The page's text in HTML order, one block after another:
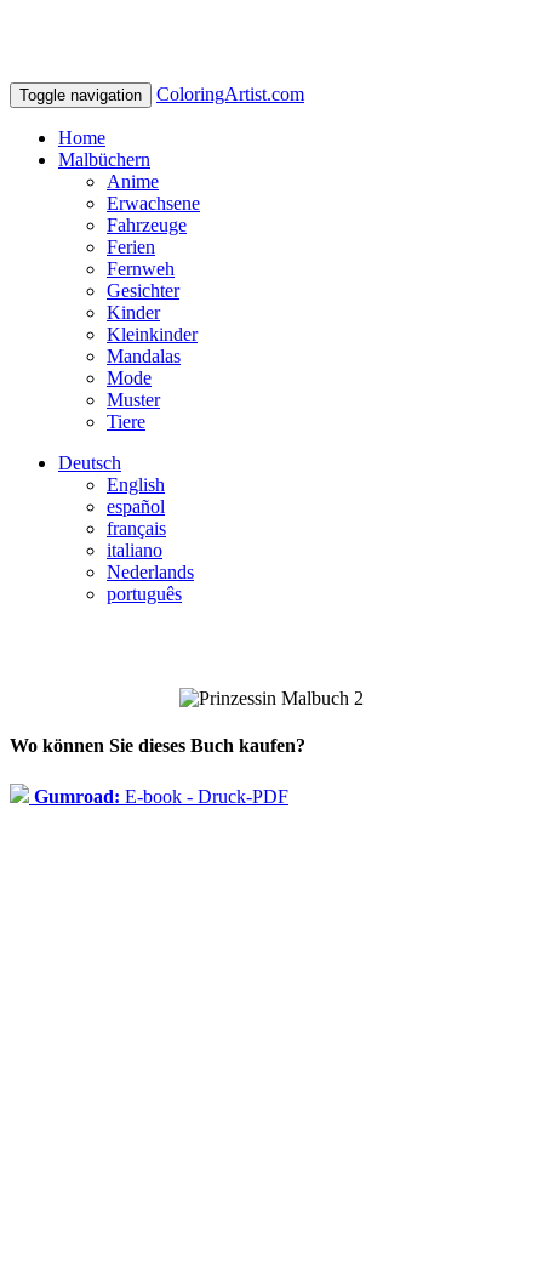
Toggle navigation ColoringArtist.com
Home
Malbüchern
Anime
Erwachsene
Fahrzeuge
Ferien
Fernweh
Gesichter
Kinder
Kleinkinder
Mandalas
Mode
Muster
Tiere
Deutsch
English
español
français
italiano
Nederlands
português
Wo können Sie dieses Buch kaufen?
Gumroad: E-book - Druck-PDF